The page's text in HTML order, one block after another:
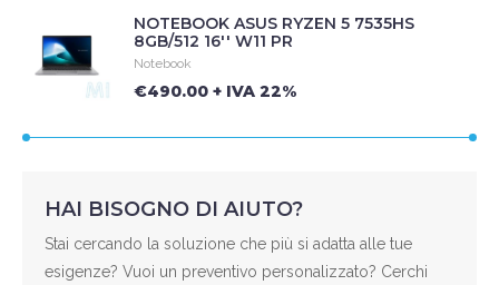
NOTEBOOK ASUS RYZEN 5 7535HS
8GB/512 16'' W11 PR
Notebook
€490.00 + IVA 22%
HAI BISOGNO DI AIUTO?
Stai cercando la soluzione che più si adatta alle tue
esigenze? Vuoi un preventivo personalizzato? Cerchi